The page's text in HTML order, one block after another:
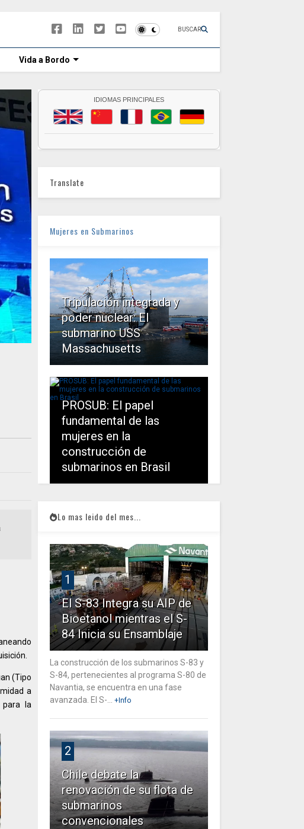
BUSCAR
Vida a Bordo
(Tipo
a
para la
IDIOMAS PRINCIPALES
Translate
Mujeres en Submarinos
Tripulación integrada y
poder nuclear: El
submarino USS
Massachusetts
PROSUB: El papel
fundamental de las
mujeres en la
construcción de
submarinos en Brasil
Lo mas leido del mes...
1
El S-83 Integra su AIP de
Bioetanol mientras el S-
84 Inicia su Ensamblaje
La construcción de los submarinos S-83 y
S-84, pertenecientes al programa S-80 de
Navantia, se encuentra en una fase
avanzada. El S-...
+Info
2
Chile debate la
renovación de su flota de
submarinos
convencionales